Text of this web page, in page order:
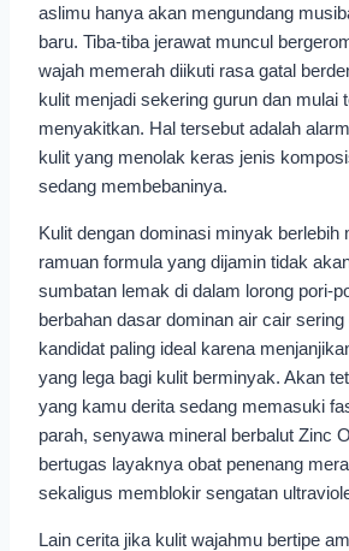
aslimu hanya akan mengundang
baru. Tiba-tiba jerawat muncul
wajah memerah diikuti rasa gatal
kulit menjadi sekering gurun dan mulai
menyakitkan. Hal tersebut adalah
kulit yang menolak keras jenis
sedang membebaninya.
Kulit dengan dominasi minyak berlebih
ramuan formula yang dijamin tidak
sumbatan lemak di dalam lorong pori-
berbahan dasar dominan air cair
kandidat paling ideal karena
yang lega bagi kulit berminyak. Akan
yang kamu derita sedang memasuki
parah, senyawa mineral berbalut Zinc
bertugas layaknya obat penenang
sekaligus memblokir sengatan
Lain cerita jika kulit wajahmu bertipe